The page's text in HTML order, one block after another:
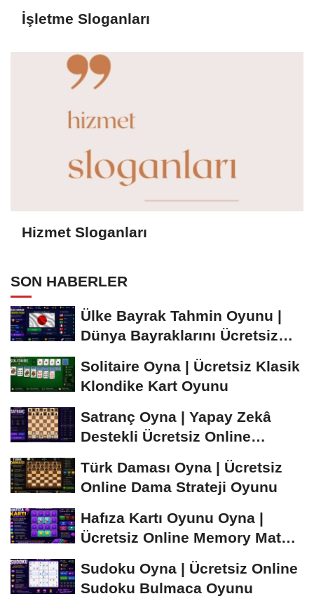
İşletme Sloganları
Hizmet Sloganları
SON HABERLER
Ülke Bayrak Tahmin Oyunu |
Dünya Bayraklarını Ücretsiz
Solitaire Oyna | Ücretsiz Klasik
Klondike Kart Oyunu
Satranç Oyna | Yapay Zekâ
Destekli Ücretsiz Online
Türk Daması Oyna | Ücretsiz
Online Dama Strateji Oyunu
Hafıza Kartı Oyunu Oyna |
Ücretsiz Online Memory Match
Sudoku Oyna | Ücretsiz Online
Sudoku Bulmaca Oyunu